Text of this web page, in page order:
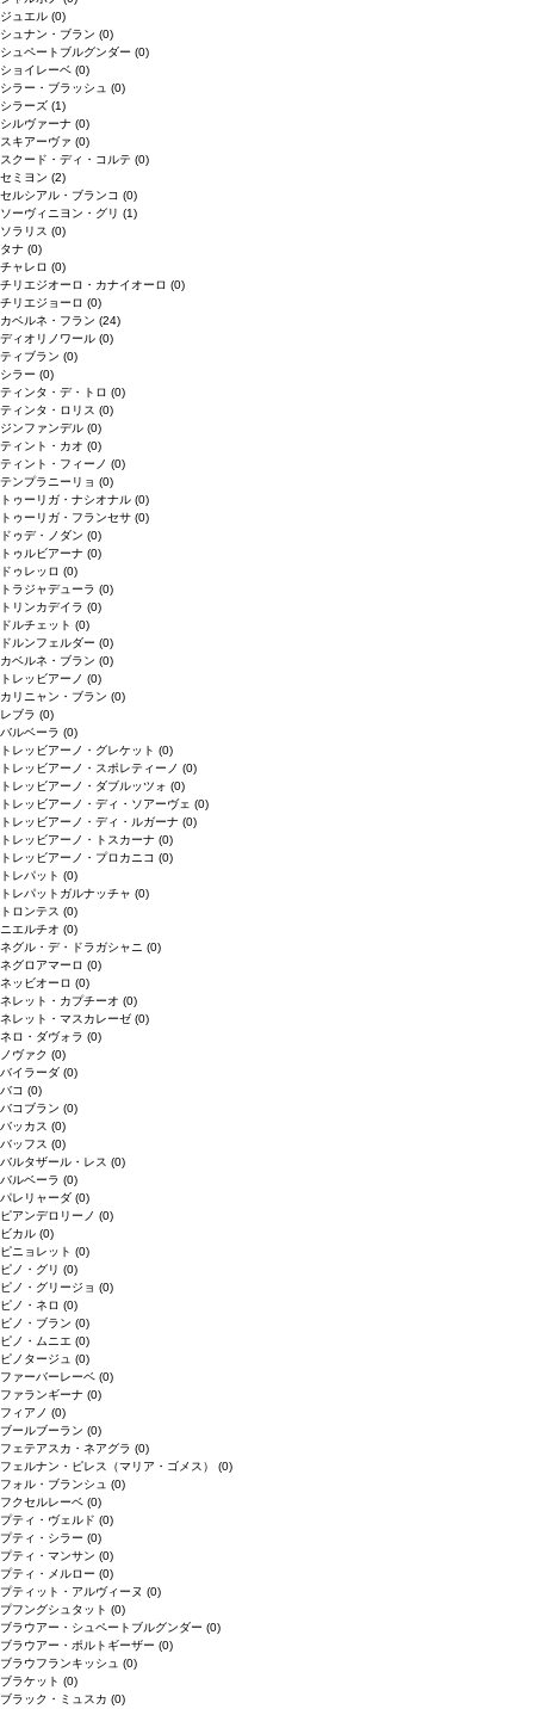
ジュエル (0)
シュナン・ブラン (0)
シュペートブルグンダー (0)
ショイレーベ (0)
シラー・ブラッシュ (0)
シラーズ (1)
シルヴァーナ (0)
スキアーヴァ (0)
スクード・ディ・コルテ (0)
セミヨン (2)
セルシアル・ブランコ (0)
ソーヴィニヨン・グリ (1)
ソラリス (0)
タナ (0)
チャレロ (0)
チリエジオーロ・カナイオーロ (0)
チリエジョーロ (0)
カベルネ・フラン (24)
ディオリノワール (0)
ティブラン (0)
シラー (0)
ティンタ・デ・トロ (0)
ティンタ・ロリス (0)
ジンファンデル (0)
ティント・カオ (0)
ティント・フィーノ (0)
テンプラニーリョ (0)
トゥーリガ・ナシオナル (0)
トゥーリガ・フランセサ (0)
ドゥデ・ノダン (0)
トゥルビアーナ (0)
ドゥレッロ (0)
トラジャデューラ (0)
トリンカデイラ (0)
ドルチェット (0)
ドルンフェルダー (0)
カベルネ・ブラン (0)
トレッビアーノ (0)
カリニャン・ブラン (0)
レブラ (0)
バルベーラ (0)
トレッビアーノ・グレケット (0)
トレッビアーノ・スポレティーノ (0)
トレッビアーノ・ダブルッツォ (0)
トレッビアーノ・ディ・ソアーヴェ (0)
トレッビアーノ・ディ・ルガーナ (0)
トレッビアーノ・トスカーナ (0)
トレッビアーノ・プロカニコ (0)
トレパット (0)
トレパットガルナッチャ (0)
トロンテス (0)
ニエルチオ (0)
ネグル・デ・ドラガシャニ (0)
ネグロアマーロ (0)
ネッビオーロ (0)
ネレット・カプチーオ (0)
ネレット・マスカレーゼ (0)
ネロ・ダヴォラ (0)
ノヴァク (0)
バイラーダ (0)
バコ (0)
バコブラン (0)
バッカス (0)
バッフス (0)
バルタザール・レス (0)
バルベーラ (0)
パレリャーダ (0)
ピアンデロリーノ (0)
ビカル (0)
ピニョレット (0)
ピノ・グリ (0)
ピノ・グリージョ (0)
ピノ・ネロ (0)
ピノ・ブラン (0)
ピノ・ムニエ (0)
ピノタージュ (0)
ファーバーレーベ (0)
ファランギーナ (0)
フィアノ (0)
ブールブーラン (0)
フェテアスカ・ネアグラ (0)
フェルナン・ピレス（マリア・ゴメス） (0)
フォル・ブランシュ (0)
フクセルレーベ (0)
プティ・ヴェルド (0)
プティ・シラー (0)
プティ・マンサン (0)
プティ・メルロー (0)
プティット・アルヴィーヌ (0)
プフングシュタット (0)
ブラウアー・シュペートブルグンダー (0)
ブラウアー・ポルトギーザー (0)
ブラウフランキッシュ (0)
ブラケット (0)
ブラック・ミュスカ (0)